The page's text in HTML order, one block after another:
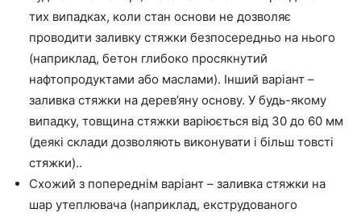
тих випадках, коли стан основи не дозволяє
проводити заливку стяжки безпосередньо на нього
(наприклад, бетон глибоко просякнутий
нафтопродуктами або маслами). Інший варіант –
заливка стяжки на дерев’яну основу. У будь-якому
випадку, товщина стяжки варіюється від 30 до 60 мм
(деякі склади дозволяють виконувати і більш товсті
стяжки)..
Схожий з попереднім варіант – заливка стяжки на
шар утеплювача (наприклад, екструдованого